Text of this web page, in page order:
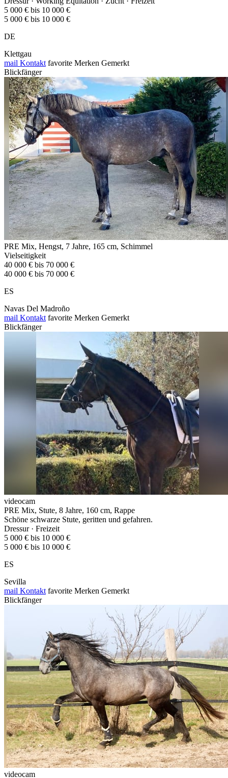
5 000 € bis 10 000 €
5 000 € bis 10 000 €
DE
Klettgau
mail Kontakt favorite Merken Gemerkt
Blickfänger
PRE Mix, Hengst, 7 Jahre, 165 cm, Schimmel
Vielseitigkeit
40 000 € bis 70 000 €
40 000 € bis 70 000 €
ES
Navas Del Madroño
mail Kontakt favorite Merken Gemerkt
Blickfänger
videocam
PRE Mix, Stute, 8 Jahre, 160 cm, Rappe
Schöne schwarze Stute, geritten und gefahren.
Dressur · Freizeit
5 000 € bis 10 000 €
5 000 € bis 10 000 €
ES
Sevilla
mail Kontakt favorite Merken Gemerkt
Blickfänger
videocam